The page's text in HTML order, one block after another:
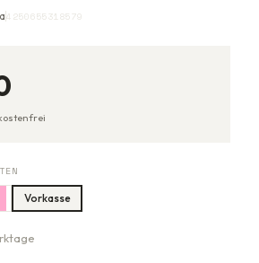
4250655318579
Vorkasse